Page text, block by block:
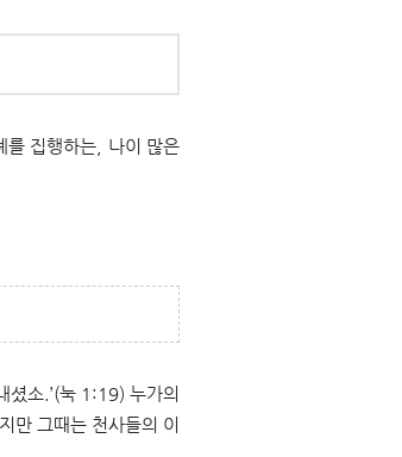
를 집행하는, 나이 많은
셨소.’(눅 1:19) 누가의
만 그때는 천사들의 이